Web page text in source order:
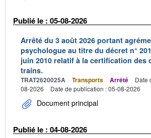
Publié le : 05-08-2026
Arrêté du 3 août 2026 portant
psychologue au titre du décret n°
juin 2010 relatif à la certification des
trains.
TRAT2620025A Transports Arrêté
Date
08-2026
Date de publication : 05-08-2026
Document principal
Publié le : 04-08-2026